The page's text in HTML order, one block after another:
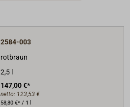
2584-003
rotbraun
2,5 l
147,00 €*
netto: 123,53 €
58,80 €* / 1 l